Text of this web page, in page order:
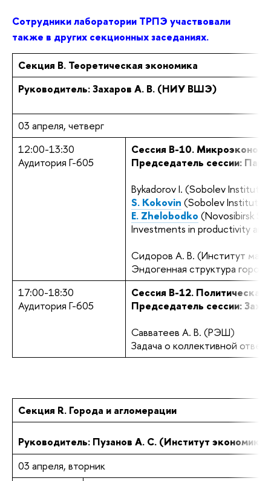
Сотрудники лаборатории ТРПЭ участвовали
также в других секционных заседаниях.
Секция B. Теоретическая экономика
Руководитель: Захаров А. В. (НИУ ВШЭ)
03 апреля, четверг
12:00-13:30
Аудитория Г-605
Сеccия B-10.
Председатель сессии:
Bykadorov I. (Sobolev Institute
S. Kokovin (Sobolev Institute
E. Zhelobodko (Novosibirsk
Investments in productivity
Сидоров А. В. (Институт
Эндогенная структура
17:00-18:30
Аудитория Г-605
Сеccия B-12. Политическая
Председатель сессии:
Савватеев А. В. (РЭШ)
Задача о коллективной
Секция R. Города и агломерации
Руководитель: Пузанов А. С. (Институт
03 апреля, вторник